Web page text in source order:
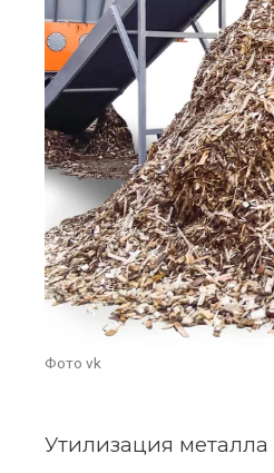
Фото vk
Утилизация